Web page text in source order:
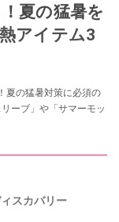
夏の猛暑を
アイテム3
夏の猛暑対策に必須の
ーブ」や「サマーモッ
スカバリー